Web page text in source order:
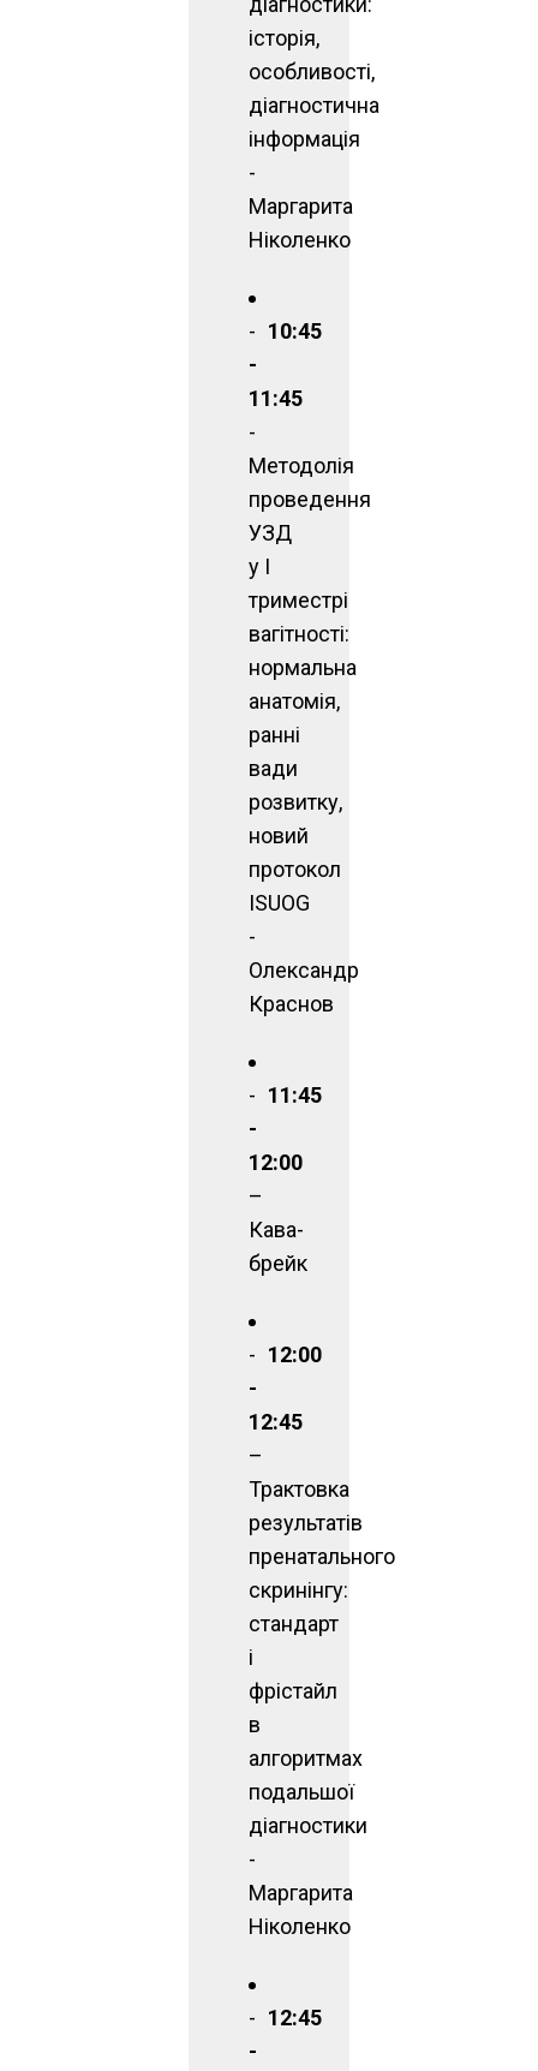
історія,
особливості,
діагностична
інформація
-
Маргарита
Ніколенко
10:45
-
11:45
-
Методолія
проведення
УЗД
у І
триместрі
вагітності:
нормальна
анатомія,
ранні
вади
розвитку,
новий
протокол
ISUOG
-
Олександр
Краснов
11:45
-
12:00
–
Кава-
брейк
12:00
-
12:45
–
Трактовка
результатів
пренатального
скринінгу:
стандарт
і
фрістайл
в
алгоритмах
подальшої
діагностики
-
Маргарита
Ніколенко
12:45
-